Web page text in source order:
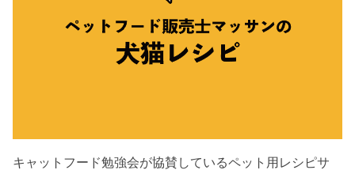
キャットフード勉強会が協賛しているペット用レシピサ